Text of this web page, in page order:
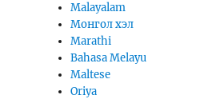
Malayalam
Монгол хэл
Marathi
Bahasa Melayu
Maltese
Oriya